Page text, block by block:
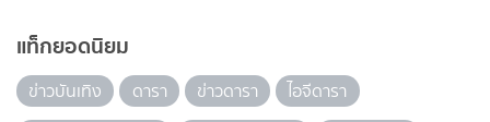
แท็กยอดนิยม
ข่าวบันเทิง ดารา ข่าวดารา
ไอจีดารา